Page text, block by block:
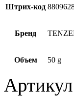
Штрих-код
Бренд
Объем 50 g